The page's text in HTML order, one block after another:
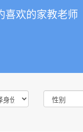
欢的家教老师